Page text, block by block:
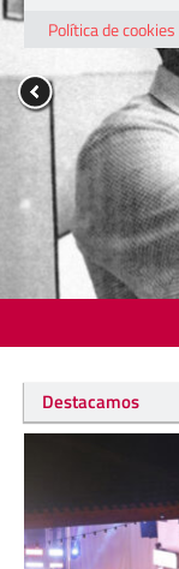
Destacamos
Política de cookies